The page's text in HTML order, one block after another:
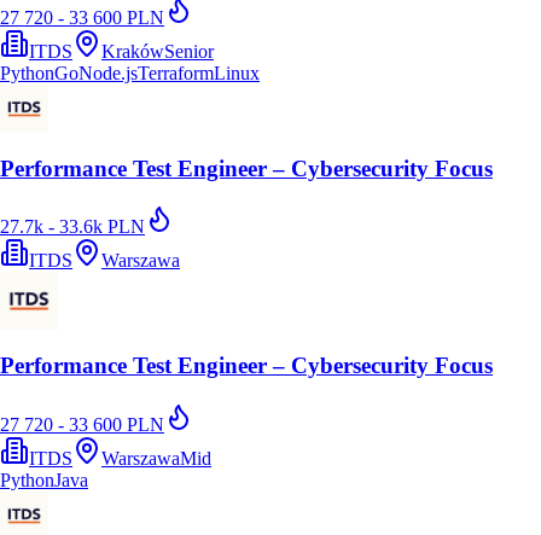
27 720 - 33 600 PLN
ITDS
KrakówSenior
PythonGoNode.jsTerraformLinux
Performance Test Engineer – Cybersecurity Focus
27.7k - 33.6k PLN
ITDS
Warszawa
Performance Test Engineer – Cybersecurity Focus
27 720 - 33 600 PLN
ITDS
WarszawaMid
PythonJava